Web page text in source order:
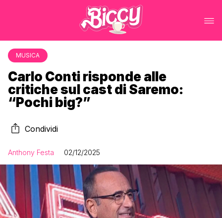
MUSICA
Carlo Conti risponde alle
critiche sul cast di Saremo:
“Pochi big?”
Condividi
Anthony Festa 02/12/2025